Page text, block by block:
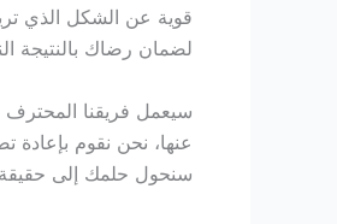
قوية عن الشكل الذي
لضمان رضاك ​​بالنتيجة
سيعمل فريقنا المحترف
عنها، نحن نقوم بإعادة
سنحول حلمك إلى حقيقة